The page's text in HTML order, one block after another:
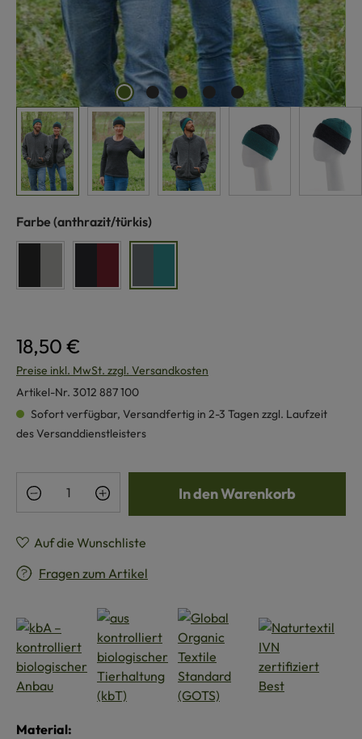
Farbe auswählen
(anthrazit/türkis)
18,50 €
Preise inkl. MwSt. zzgl. Versandkosten
Artikel-Nr. 3012 887 100
Sofort verfügbar, Versandfertig in 2-3 Tagen zzgl. Laufzeit
des Versanddienstleisters
Produkt Anzahl: Gib den gewünschten
In den Warenkorb
Auf die Wunschliste
Fragen zum Artikel
Material: